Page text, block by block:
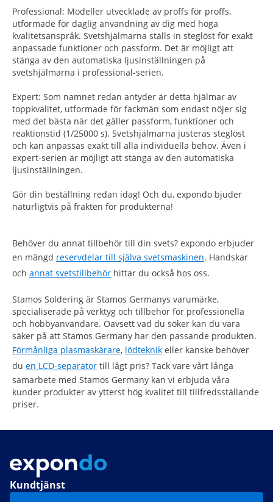
Professional: Modeller utvecklade av proffs för proffs,
utformade för daglig användning av dig med höga
kvalitetsanspråk. Svetshjälmarna ställs in steglöst för exakt
anpassade funktioner och passform. Det är möjligt att
stänga av den automatiska ljusinställningen på
svetshjälmarna i professional-serien.
Expert: Som namnet redan antyder är detta hjälmar av
toppkvalitet, utformade för fackmän som endast nöjer sig
med det bästa när det gäller passform, funktioner och
reaktionstid (1/25000 s). Svetshjälmarna justeras steglöst
och kan anpassas exakt till alla individuella behov. Även i
expert-serien är möjligt att stänga av den automatiska
ljusinställningen.
Gör din beställning redan idag! Och du, expondo bjuder
naturligtvis på frakten för produkterna!
Behöver du annat tillbehör till din svets? expondo erbjuder
en mängd reservdelar till själva svetsmaskinen. Handskar
och annat svetstillbehör hittar du också hos oss.
Stamos Soldering är Stamos Germanys varumärke,
specialiserade på verktyg och tillbehör för professionella
och hobbyanvändare. Oavsett vad du söker kan du vara
säker på att Stamos Germany har den passande produkten.
Förmånliga plasmaskärare, lödteknik eller kanske behöver
du en LCD-separator till lågt pris? Tack vare vårt långa
samarbete med Stamos Germany kan vi erbjuda våra
kunder produkter av ytterst hög kvalitet till tillfredsställande
priser.
Kundtjänst